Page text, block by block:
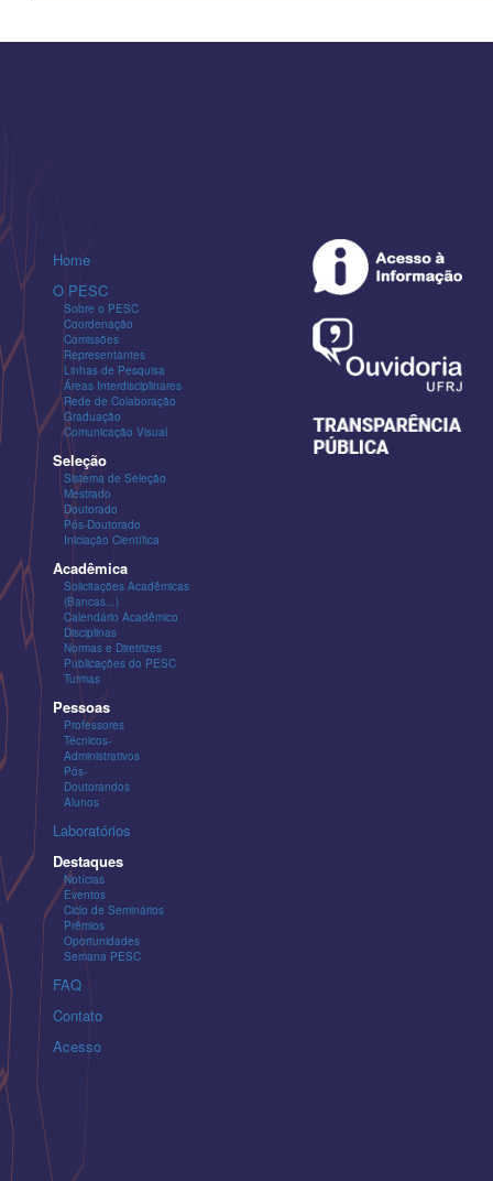
Home
O PESC
Sobre o PESC
Coordenação
Comissões
Representantes
Linhas de Pesquisa
Áreas Interdisciplinares
Rede de Colaboração
Graduação
Comunicação Visual
Seleção
Sistema de Seleção
Mestrado
Doutorado
Pós-Doutorado
Iniciação Científica
Acadêmica
Solicitações Acadêmicas
(Bancas...)
Calendário Acadêmico
Disciplinas
Normas e Diretrizes
Publicações do PESC
Turmas
Pessoas
Professores
Técnicos-
Administrativos
Pós-
Doutorandos
Alunos
Laboratórios
Destaques
Notícias
Eventos
Ciclo de Seminários
Prêmios
Oportunidades
Semana PESC
FAQ
Contato
Acesso